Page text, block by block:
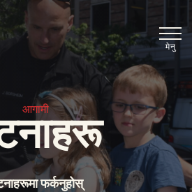
मेनु
आगामी
फर्कनुहोस्